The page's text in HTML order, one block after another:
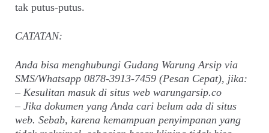
tak putus-putus.
CATATAN:
Anda bisa menghubungi Gudang Warung Arsip via
SMS/Whatsapp 0878-3913-7459 (Pesan Cepat), jika:
– Kesulitan masuk di situs web warungarsip.co
– Jika dokumen yang Anda cari belum ada di situs
web. Sebab, karena kemampuan penyimpanan yang